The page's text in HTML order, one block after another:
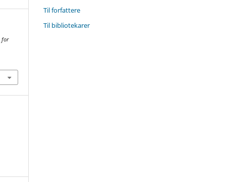
for
Til forfattere
Til bibliotekarer